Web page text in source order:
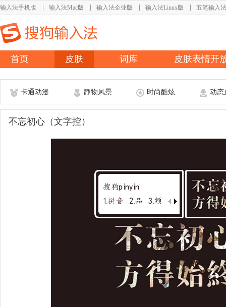
输入法手机版 输入法Mac版 输入法企业版 输入法Linux版 五笔输入法
首页 皮肤 词库 皮肤表情开
卡通动漫 静物风景 时尚酷炫 动态
不忘初心（文字控）